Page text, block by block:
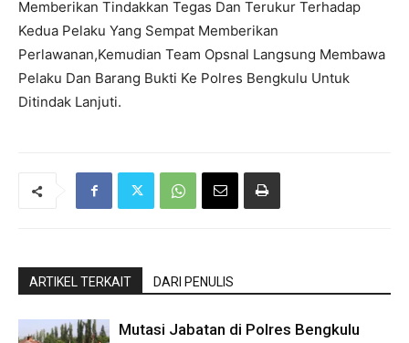
Memberikan Tindakkan Tegas Dan Terukur Terhadap
Kedua Pelaku Yang Sempat Memberikan
Perlawanan,Kemudian Team Opsnal Langsung Membawa
Pelaku Dan Barang Bukti Ke Polres Bengkulu Untuk
Ditindak Lanjuti.
ARTIKEL TERKAIT DARI PENULIS
Mutasi Jabatan di Polres Bengkulu